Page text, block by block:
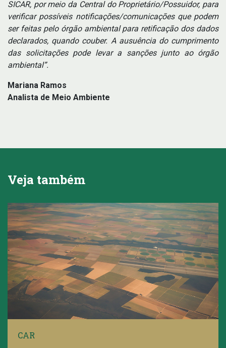
SICAR, por meio da Central do Proprietário/Possuidor, para
verificar possíveis notificações/comunicações que podem
ser feitas pelo órgão ambiental para retificação dos dados
declarados, quando couber. A ausuência do cumprimento
das solicitações pode levar a sanções junto ao órgão
ambiental”.
Mariana Ramos
Analista de Meio Ambiente
Veja também
CAR